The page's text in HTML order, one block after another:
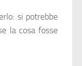
si potrebbe
la cosa fosse